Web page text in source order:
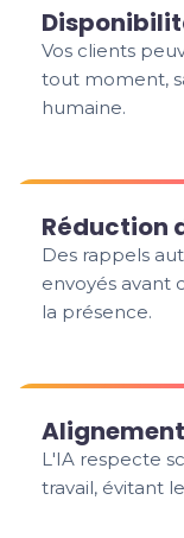
Vos clients
tout moment,
humaine.
Réduction
Des rappels
envoyés avant
la présence.
L'IA respecte
travail, évitant